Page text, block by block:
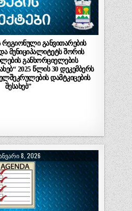
განვითარების
მუნიციპალიტეტს შორის
განხორციელების
2025 წლის 30 დეკემბერს
დამტკიცების
შესახებ”
8, 2026